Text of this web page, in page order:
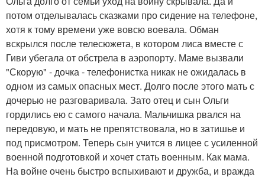
потом отделывалась сказками про сидение на телефоне,
хотя к тому времени уже вовсю воевала. Обман
вскрылся после телесюжета, в котором лиса вместе с
Гиви убегала от обстрела в аэропорту. Маме вызвали
"Скорую" - дочка - телефонистка никак не ожидалась в
одном из самых опасных мест. Долго после этого мать с
дочерью не разговаривала. Зато отец и сын Ольги
гордились ею с самого начала. Мальчишка рвался на
передовую, и мать не препятствовала, но в затишье и
под присмотром. Теперь сын учится в лицее с усиленной
военной подготовкой и хочет стать военным. Как мама.
На войне очень быстро вспыхивают и дружба, и вражда